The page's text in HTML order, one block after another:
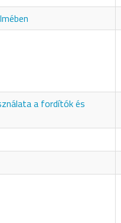
a fordítók és